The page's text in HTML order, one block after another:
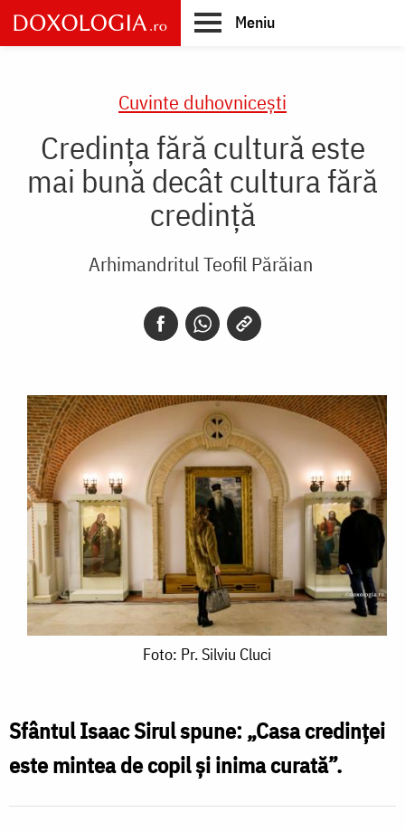
Skip
to
main
Meniu
Cuvinte duhovnicești
Credința fără cultură este
mai bună decât cultura fără
credință
Arhimandritul Teofil Părăian
Silviu
Cluci
Foto: Pr. Silviu Cluci
Sfântul Isaac Sirul spune: „Casa credinței
este mintea de copil și inima curată”.